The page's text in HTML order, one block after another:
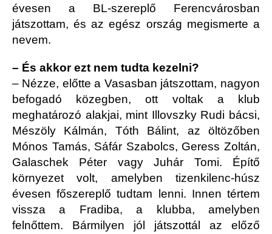
évesen a BL-szereplő Ferencvárosban
játszottam, és az egész ország megismerte a
nevem.
– És akkor ezt nem tudta kezelni?
– Nézze, előtte a Vasasban játszottam, nagyon
befogadó közegben, ott voltak a klub
meghatározó alakjai, mint Illovszky Rudi bácsi,
Mészöly Kálmán, Tóth Bálint, az öltözőben
Mónos Tamás, Sáfár Szabolcs, Geress Zoltán,
Galaschek Péter vagy Juhár Tomi. Építő
környezet volt, amelyben tizenkilenc-húsz
évesen főszereplő tudtam lenni. Innen tértem
vissza a Fradiba, a klubba, amelyben
felnőttem. Bármilyen jól játszottál az előző